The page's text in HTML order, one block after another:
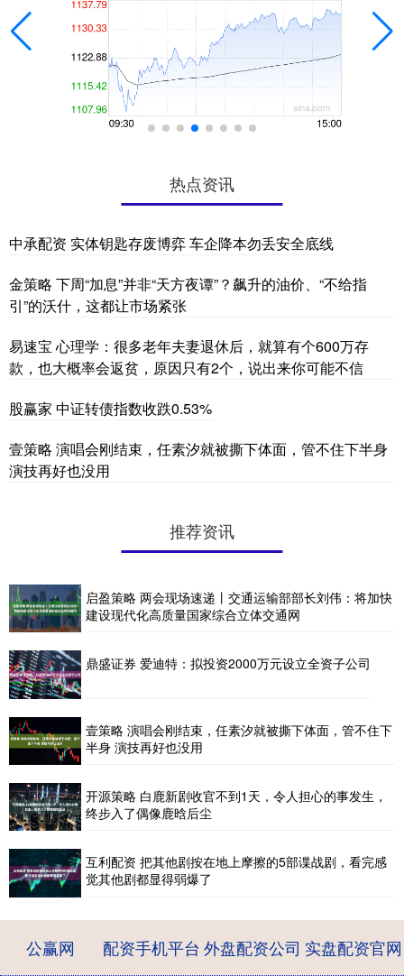
热点资讯
中承配资 实体钥匙存废博弈 车企降本勿丢安全底线
金策略 下周“加息”并非“天方夜谭”？飙升的油价、“不给指
引”的沃什，这都让市场紧张
易速宝 心理学：很多老年夫妻退休后，就算有个600万存
款，也大概率会返贫，原因只有2个，说出来你可能不信
股赢家 中证转债指数收跌0.53%
壹策略 演唱会刚结束，任素汐就被撕下体面，管不住下半身
演技再好也没用
推荐资讯
启盈策略 两会现场速递丨交通运输部部长刘伟：将加快
建设现代化高质量国家综合立体交通网
鼎盛证券 爱迪特：拟投资2000万元设立全资子公司
壹策略 演唱会刚结束，任素汐就被撕下体面，管不住下
半身 演技再好也没用
开源策略 白鹿新剧收官不到1天，令人担心的事发生，
终步入了偶像鹿晗后尘
互利配资 把其他剧按在地上摩擦的5部谍战剧，看完感
觉其他剧都显得弱爆了
公赢网 配资手机平台 外盘配资公司 实盘配资官网